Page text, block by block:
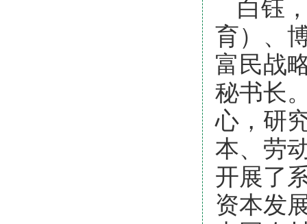
白钰
育）、
富民战
秘书长
心，研
本、劳
开展了
资本发